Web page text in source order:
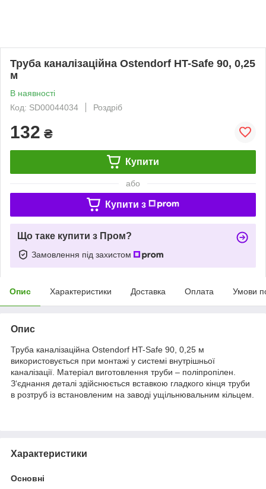
Труба каналізаційна Ostendorf HT-Safe 90, 0,25
м
В наявності
Код: SD00044034
Роздріб
132 ₴
Купити
або
Купити з
Що таке купити з Пром?
Замовлення під захистом
Опис Характеристики Доставка Оплата Умови
Опис
Труба каналізаційна Ostendorf HT-Safe 90, 0,25 м
використовується при монтажі у системі внутрішньої
каналізації. Матеріал виготовлення труби – поліпропілен.
З‘єднання деталі здійснюється вставкою гладкого кінця труби
в розтруб із встановленим на заводі ущільнювальним кільцем.
Характеристики
Основні